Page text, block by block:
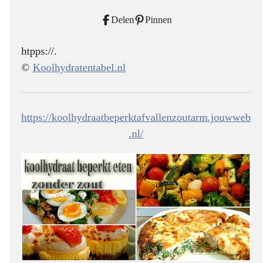
Delen Pinnen
htpps://.
© Koolhydratentabel.nl
https://koolhydraatbeperktafvallenzoutarm.jouwweb
.nl/